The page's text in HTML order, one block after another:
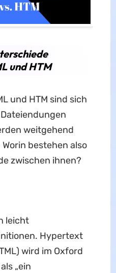
und HTM
und HTM sind sich
weitgehend
bestehen also
zwischen ihnen?
leicht
Hypertext
wird im Oxford
„ein